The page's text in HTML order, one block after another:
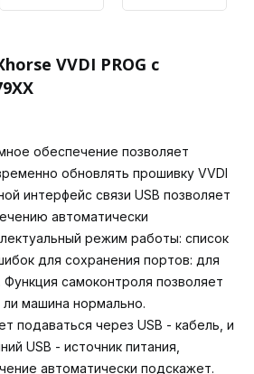
VVDI PROG с
обеспечение позволяет
обновлять прошивку VVDI
интерфейс связи USB позволяет
автоматически
режим работы: список
для сохранения портов: для
самоконтроля позволяет
машина нормально.
подаваться через USB - кабель, и
USB - источник питания,
автоматически подскажет.